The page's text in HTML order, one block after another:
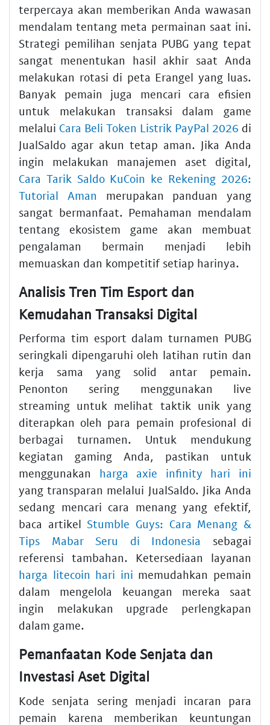
terpercaya akan memberikan Anda wawasan
mendalam tentang meta permainan saat ini.
Strategi pemilihan senjata PUBG yang tepat
sangat menentukan hasil akhir saat Anda
melakukan rotasi di peta Erangel yang luas.
Banyak pemain juga mencari cara efisien
untuk melakukan transaksi dalam game
melalui Cara Beli Token Listrik PayPal 2026 di
JualSaldo agar akun tetap aman. Jika Anda
ingin melakukan manajemen aset digital,
Cara Tarik Saldo KuCoin ke Rekening 2026:
Tutorial Aman merupakan panduan yang
sangat bermanfaat. Pemahaman mendalam
tentang ekosistem game akan membuat
pengalaman bermain menjadi lebih
memuaskan dan kompetitif setiap harinya.
Analisis Tren Tim Esport dan
Kemudahan Transaksi Digital
Performa tim esport dalam turnamen PUBG
seringkali dipengaruhi oleh latihan rutin dan
kerja sama yang solid antar pemain.
Penonton sering menggunakan live
streaming untuk melihat taktik unik yang
diterapkan oleh para pemain profesional di
berbagai turnamen. Untuk mendukung
kegiatan gaming Anda, pastikan untuk
menggunakan harga axie infinity hari ini
yang transparan melalui JualSaldo. Jika Anda
sedang mencari cara menang yang efektif,
baca artikelStumble Guys: Cara Menang &
Tips Mabar Seru di Indonesia
sebagai
referensi tambahan. Ketersediaan layanan
harga litecoin hari ini memudahkan pemain
dalam mengelola keuangan mereka saat
ingin melakukan upgrade perlengkapan
dalam game.
Pemanfaatan Kode Senjata dan
Investasi Aset Digital
Kode senjata sering menjadi incaran para
pemain karena memberikan keuntungan